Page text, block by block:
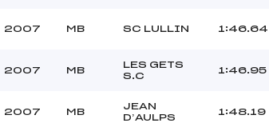
2007 MB SC LULLIN 1:46.64
2007 MB
LES GETS
S.C
1:46.95
2007 MB
JEAN
D’AULPS
1:48.19